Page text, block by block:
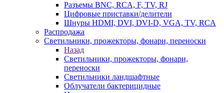
Разъемы BNС, RCA, F, TV, RJ
Цифровые приставки/делители
Шнуры HDMI, DVI, DVI-D, VGA, TV, RCA
Распродажа
Светильники, прожекторы, фонари, переноски
Назад
Светильники, прожекторы, фонари,
переноски
Светильники ландшафтные
Облучатели бактерицидные